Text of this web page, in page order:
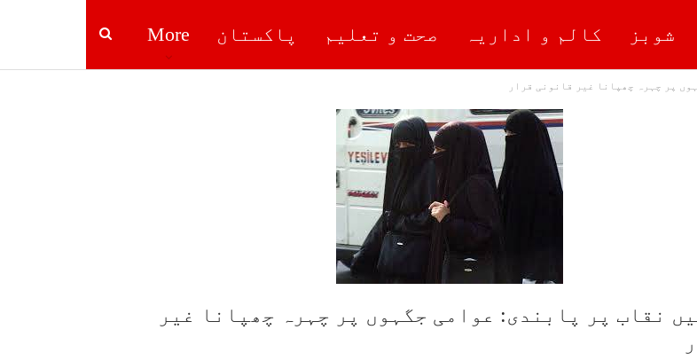
شوبز کالم و اداریہ صحت و تعلیم پاکستان More
پر چہرہ چھپانا غیر قانونی قرار
نقاب پر پابندی: عوامی جگہوں پر چہرہ چھپانا غیر